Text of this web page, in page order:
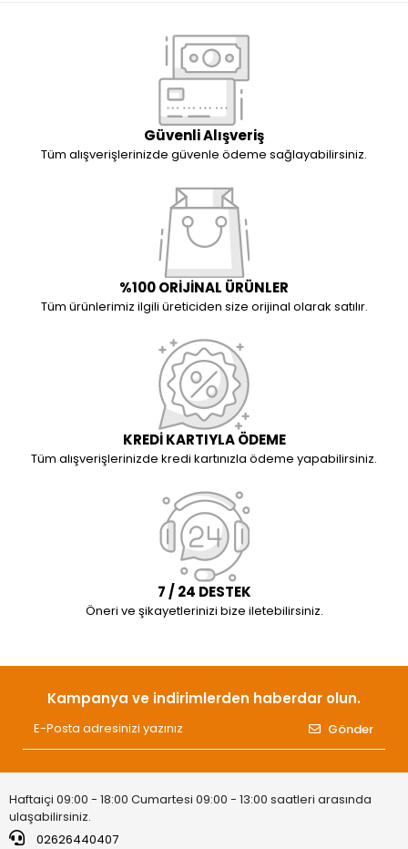
Güvenli Alışveriş
Tüm alışverişlerinizde güvenle ödeme sağlayabilirsiniz.
%100 ORİJİNAL ÜRÜNLER
Tüm ürünlerimiz ilgili üreticiden size orijinal olarak satılır.
KREDİ KARTIYLA ÖDEME
Tüm alışverişlerinizde kredi kartınızla ödeme yapabilirsiniz.
7 / 24 DESTEK
Öneri ve şikayetlerinizi bize iletebilirsiniz.
Kampanya ve indirimlerden haberdar olun.
Gönder
Haftaiçi 09:00 - 18:00 Cumartesi 09:00 - 13:00 saatleri arasında
ulaşabilirsiniz.
02626440407